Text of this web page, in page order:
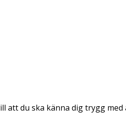
du ska känna dig trygg